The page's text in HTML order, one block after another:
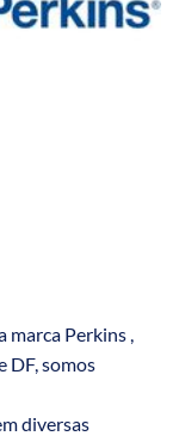
marca Perkins ,
DF, somos
diversas